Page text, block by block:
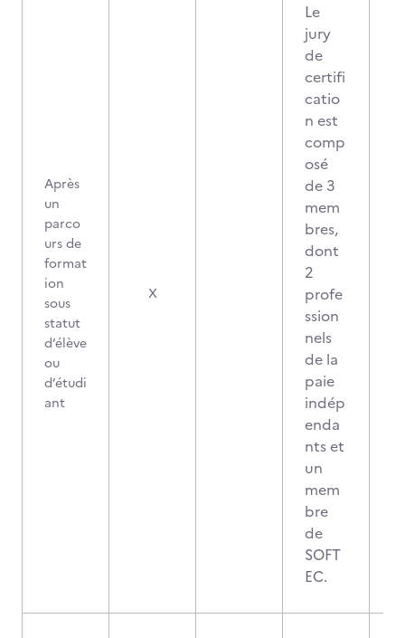
Après
un
parco
urs de
format
ion
sous
statut
d’élève
ou
d’étudi
ant
X
Le
jury
de
certifi
catio
n est
comp
osé
de 3
mem
bres,
dont
2
profe
ssion
nels
de la
paie
indép
enda
nts et
un
mem
bre
de
SOFT
EC.